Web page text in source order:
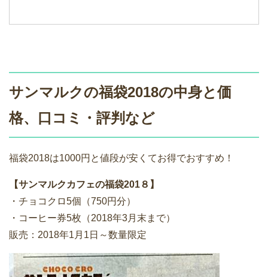
サンマルクの福袋2018の中身と価
格、口コミ・評判など
福袋2018は1000円と値段が安くてお得でおすすめ！
【サンマルクカフェの福袋201８】
・チョコクロ5個（750円分）
・コーヒー券5枚（2018年3月末まで）
販売：2018年1月1日～数量限定